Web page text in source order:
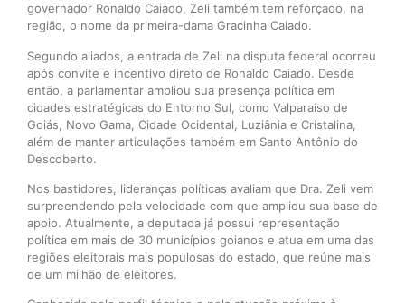
governador Ronaldo Caiado, Zeli também tem reforçado, na
região, o nome da primeira-dama Gracinha Caiado.
Segundo aliados, a entrada de Zeli na disputa federal ocorreu
após convite e incentivo direto de Ronaldo Caiado. Desde
então, a parlamentar ampliou sua presença política em
cidades estratégicas do Entorno Sul, como Valparaíso de
Goiás, Novo Gama, Cidade Ocidental, Luziânia e Cristalina,
além de manter articulações também em Santo Antônio do
Descoberto.
Nos bastidores, lideranças políticas avaliam que Dra. Zeli vem
surpreendendo pela velocidade com que ampliou sua base de
apoio. Atualmente, a deputada já possui representação
política em mais de 30 municípios goianos e atua em uma das
regiões eleitorais mais populosas do estado, que reúne mais
de um milhão de eleitores.